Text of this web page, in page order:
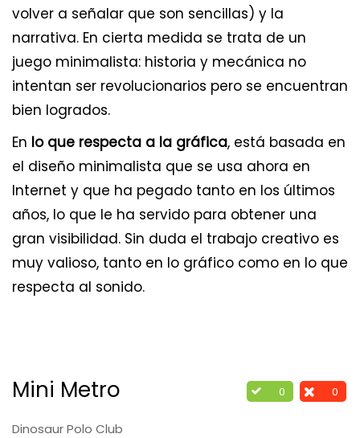
volver a señalar que son sencillas) y la
narrativa. En cierta medida se trata de un
juego minimalista: historia y mecánica no
intentan ser revolucionarios pero se encuentran
bien logrados.
En lo que respecta a la gráfica, está basada en
el diseño minimalista que se usa ahora en
Internet y que ha pegado tanto en los últimos
años, lo que le ha servido para obtener una
gran visibilidad. Sin duda el trabajo creativo es
muy valioso, tanto en lo gráfico como en lo que
respecta al sonido.
0 0
Mini Metro
Dinosaur Polo Club